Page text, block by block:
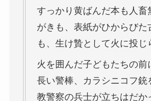
すっかり黄ばんだ本も人畜
がきも、表紙がひからびた
も、生け贄として火に投じ
火を囲んだ子どもたちの前
長い警棒、カラシニコフ銃
教警察の兵士が立ちはだか